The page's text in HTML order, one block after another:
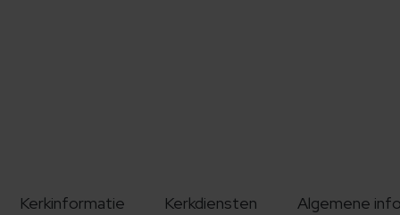
Kerkinformatie Kerkdiensten Algemene